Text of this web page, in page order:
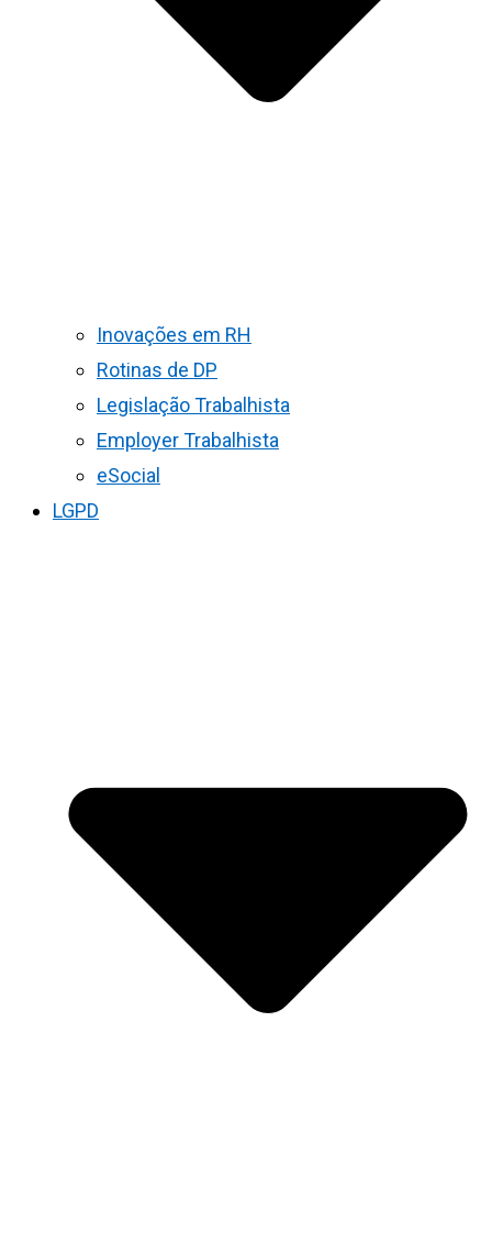
Inovações em RH
Rotinas de DP
Legislação Trabalhista
Employer Trabalhista
eSocial
LGPD